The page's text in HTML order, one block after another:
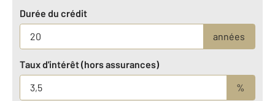
Durée du crédit
années
Taux d'intérêt (hors assurances)
%